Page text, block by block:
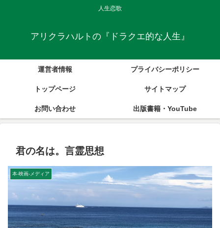
人生恋歌
アリクラハルトの『ドラクエ的な人生』
運営者情報 プライバシーポリシー
トップページ サイトマップ
お問い合わせ 出版書籍・YouTube
君の名は。言霊思想
本-映画-メディア